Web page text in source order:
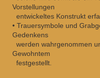
Vorstellungen
entwickeltes Konstrukt
• Trauersymbole und
Gedenkens
werden wahrgenommen
Gewohntem
festgestellt.